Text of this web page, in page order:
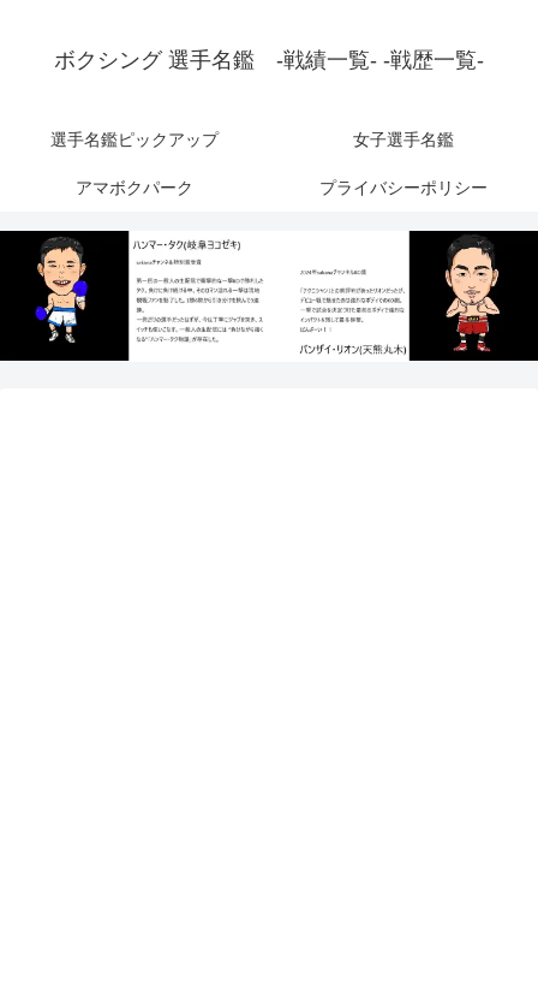
ボクシング 選手名鑑 -戦績一覧- -戦歴一覧-
選手名鑑ピックアップ 女子選手名鑑
アマボクパーク プライバシーポリシー